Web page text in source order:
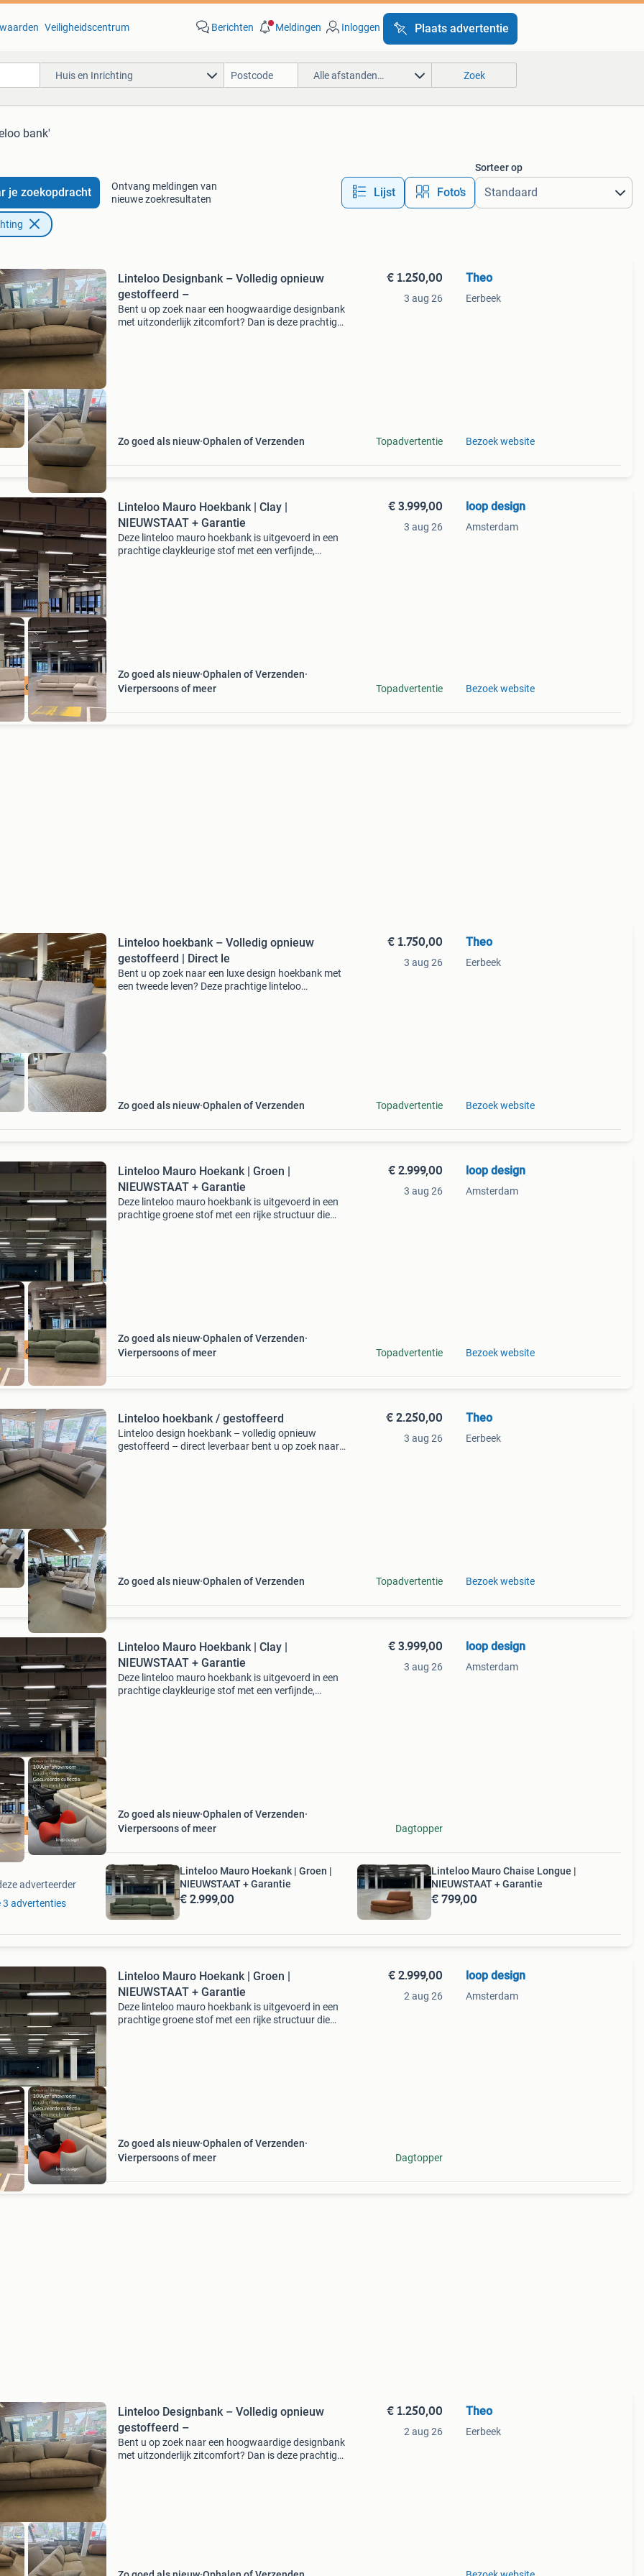
Veiligheidscentrum Berichten Meldingen Inloggen Plaats advertentie
Huis en Inrichting Alle afstanden… Zoek
bank'
je zoekopdracht
Ontvang meldingen van
nieuwe zoekresultaten
Lijst Foto’s
Sorteer op
Linteloo Designbank – Volledig opnieuw
gestoffeerd –
Bent u op zoek naar een hoogwaardige designbank
met uitzonderlijk zitcomfort? Dan is deze prachtige
Zo goed als nieuw Ophalen of Verzenden
€ 1.250,00
3 aug 26
Topadvertentie
Theo
Eerbeek
Bezoek website
levering
Linteloo Mauro Hoekbank | Clay |
NIEUWSTAAT + Garantie
Deze linteloo mauro hoekbank is uitgevoerd in een
prachtige claykleurige stof met een verfijnde,
Zo goed als nieuw Ophalen of Verzenden
Vierpersoons of meer
€ 3.999,00
3 aug 26
Topadvertentie
loop design
Amsterdam
Bezoek website
Linteloo hoekbank – Volledig opnieuw
gestoffeerd | Direct le
Bent u op zoek naar een luxe design hoekbank met
een tweede leven? Deze prachtige linteloo
Zo goed als nieuw Ophalen of Verzenden
€ 1.750,00
3 aug 26
Topadvertentie
Theo
Eerbeek
Bezoek website
levering
Linteloo Mauro Hoekank | Groen |
NIEUWSTAAT + Garantie
Deze linteloo mauro hoekbank is uitgevoerd in een
prachtige groene stof met een rijke structuur die
Zo goed als nieuw Ophalen of Verzenden
Vierpersoons of meer
€ 2.999,00
3 aug 26
Topadvertentie
loop design
Amsterdam
Bezoek website
Linteloo hoekbank / gestoffeerd
Linteloo design hoekbank – volledig opnieuw
gestoffeerd – direct leverbaar bent u op zoek naar
Zo goed als nieuw Ophalen of Verzenden
€ 2.250,00
3 aug 26
Topadvertentie
Theo
Eerbeek
Bezoek website
levering
Linteloo Mauro Hoekbank | Clay |
NIEUWSTAAT + Garantie
Deze linteloo mauro hoekbank is uitgevoerd in een
prachtige claykleurige stof met een verfijnde,
Zo goed als nieuw Ophalen of Verzenden
Vierpersoons of meer
€ 3.999,00
3 aug 26
Dagtopper
loop design
Amsterdam
adverteerder
3 advertenties
Linteloo Mauro Hoekank | Groen |
NIEUWSTAAT + Garantie
€ 2.999,00
Linteloo Mauro Chaise Longue |
NIEUWSTAAT + Garantie
€ 799,00
levering
Linteloo Mauro Hoekank | Groen |
NIEUWSTAAT + Garantie
Deze linteloo mauro hoekbank is uitgevoerd in een
prachtige groene stof met een rijke structuur die
Zo goed als nieuw Ophalen of Verzenden
Vierpersoons of meer
€ 2.999,00
2 aug 26
Dagtopper
loop design
Amsterdam
Linteloo Designbank – Volledig opnieuw
gestoffeerd –
Bent u op zoek naar een hoogwaardige designbank
met uitzonderlijk zitcomfort? Dan is deze prachtige
€ 1.250,00
2 aug 26
Theo
Eerbeek